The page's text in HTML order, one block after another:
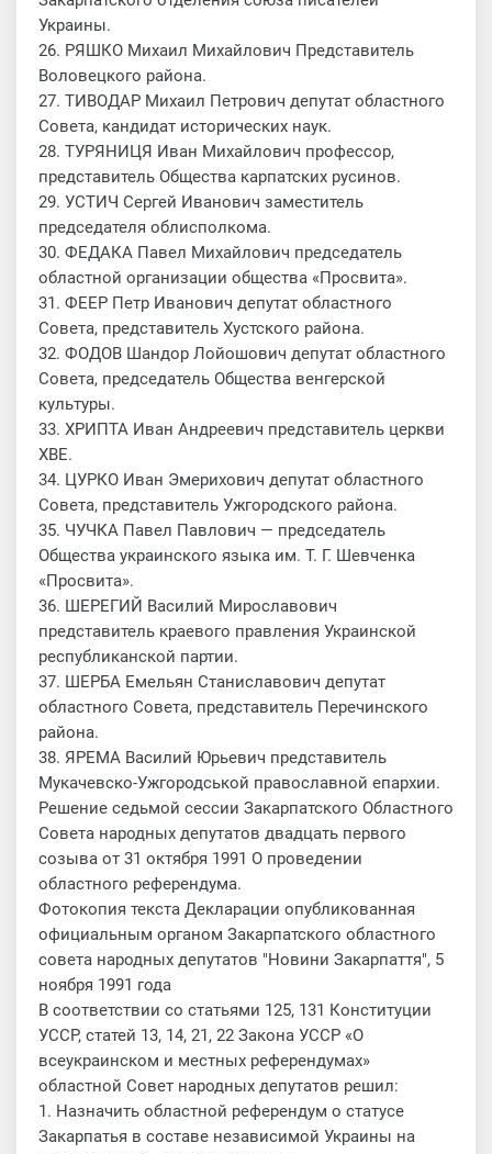
Украины.
26. РЯШКО Михаил Михайлович Представитель
Воловецкого района.
27. ТИВОДАР Михаил Петрович депутат областного
Совета, кандидат исторических наук.
28. ТУРЯНИЦЯ Иван Михайлович профессор,
представитель Общества карпатских русинов.
29. УСТИЧ Сергей Иванович заместитель
председателя облисполкома.
30. ФЕДАКА Павел Михайлович председатель
областной организации общества «Просвита».
31. ФЕЕР Петр Иванович депутат областного
Совета, представитель Хустского района.
32. ФОДОВ Шандор Лойошович депутат областного
Совета, председатель Общества венгерской
культуры.
33. ХРИПТА Иван Андреевич представитель церкви
ХВЕ.
34. ЦУРКО Иван Эмерихович депутат областного
Совета, представитель Ужгородского района.
35. ЧУЧКА Павел Павлович — председатель
Общества украинского языка им. Т. Г. Шевченка
«Просвита».
36. ШЕРЕГИЙ Василий Мирославович
представитель краевого правления Украинской
республиканской партии.
37. ШЕРБА Емельян Станиславович депутат
областного Совета, представитель Перечинского
района.
38. ЯРЕМА Василий Юрьевич представитель
Мукачевско-Ужгородськой православной епархии.
Решение седьмой сессии Закарпатского Областного
Совета народных депутатов двадцать первого
созыва от 31 октября 1991 О проведении
областного референдума.
Фотокопия текста Декларации опубликованная
официальным органом Закарпатского областного
совета народных депутатов "Новини Закарпаття", 5
ноября 1991 года
В соответствии со статьями 125, 131 Конституции
УССР, статей 13, 14, 21, 22 Закона УССР «О
всеукраинском и местных референдумах»
областной Совет народных депутатов решил:
1. Назначить областной референдум о статусе
Закарпатья в составе независимой Украины на